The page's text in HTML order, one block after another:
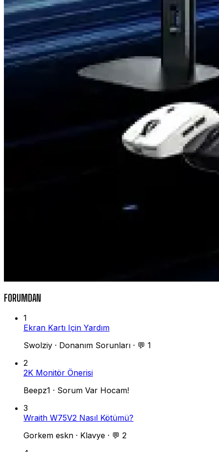
FORUMDAN
1
Ekran Kartı Için Yardım
Swolziy · Donanım Sorunları · 💬 1
2
2K Monitör Önerisi
Beepz1 · Sorum Var Hocam!
3
Wraith W75V2 Nasıl Kötümü?
Gorkem eskn · Klavye · 💬 2